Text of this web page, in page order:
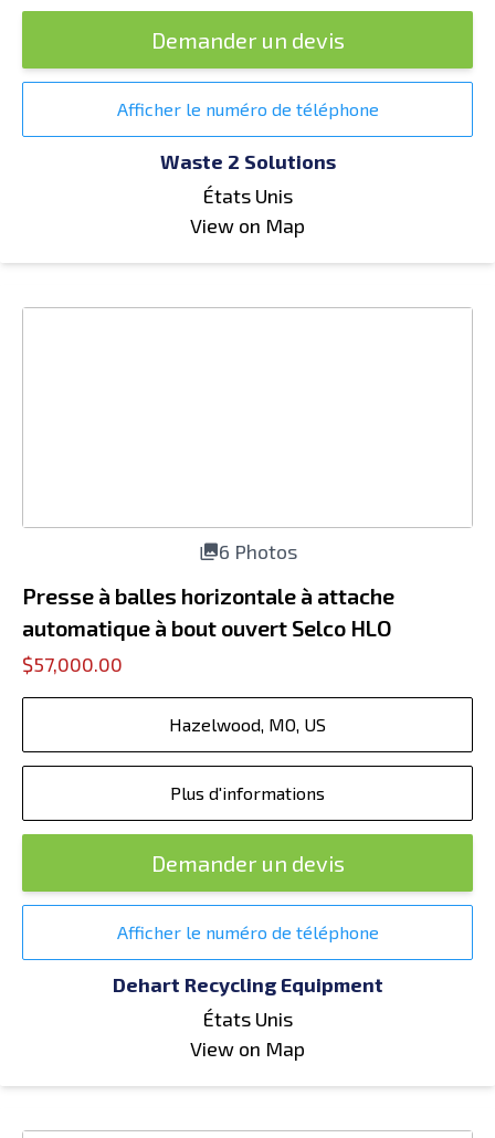
Demander un devis
Afficher le numéro de téléphone
Waste 2 Solutions
États Unis
View on Map
6 Photos
Presse à balles horizontale à attache
automatique à bout ouvert Selco HLO
$57,000.00
Hazelwood, MO, US
Plus d'informations
Demander un devis
Afficher le numéro de téléphone
Dehart Recycling Equipment
États Unis
View on Map